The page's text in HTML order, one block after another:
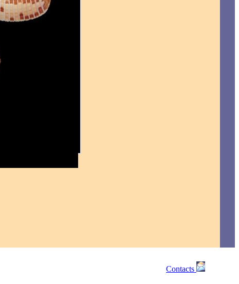
Contacts